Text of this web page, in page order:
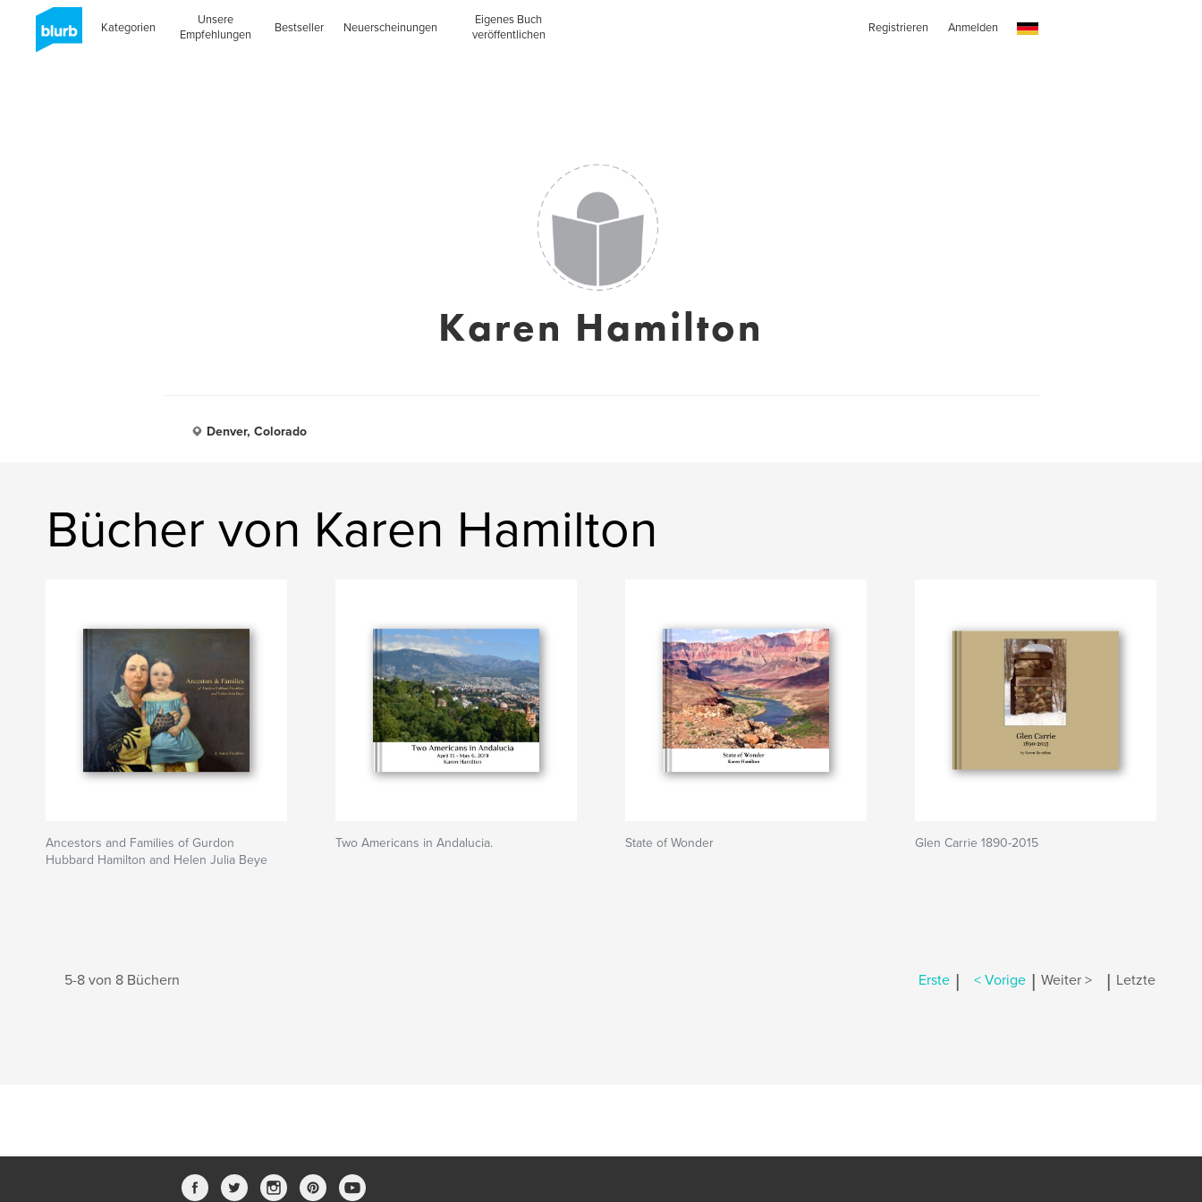
Kategorien
Unsere
Empfehlungen
Bestseller Neuerscheinungen
Eigenes Buch
veröffentlichen
Registrieren Anmelden
Karen Hamilton
Denver, Colorado
Bücher von Karen Hamilton
Ancestors and Families of Gurdon
Hubbard Hamilton and Helen Julia Beye
Two Americans in Andalucia. State of Wonder Glen Carrie 1890-2015
5-8 von 8 Büchern Erste | < Vorige | Weiter > | Letzte